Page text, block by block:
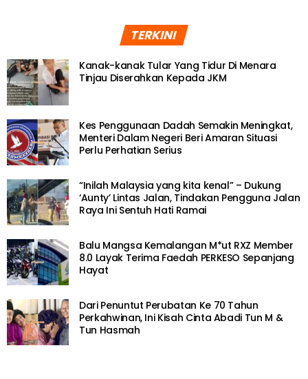
TERKINI
Kanak-kanak Tular Yang Tidur Di Menara
Tinjau Diserahkan Kepada JKM
Kes Penggunaan Dadah Semakin Meningkat,
Menteri Dalam Negeri Beri Amaran Situasi
Perlu Perhatian Serius
“Inilah Malaysia yang kita kenal” – Dukung
‘Aunty’ Lintas Jalan, Tindakan Pengguna Jalan
Raya Ini Sentuh Hati Ramai
Balu Mangsa Kemalangan M*ut RXZ Member
8.0 Layak Terima Faedah PERKESO Sepanjang
Hayat
Dari Penuntut Perubatan Ke 70 Tahun
Perkahwinan, Ini Kisah Cinta Abadi Tun M &
Tun Hasmah